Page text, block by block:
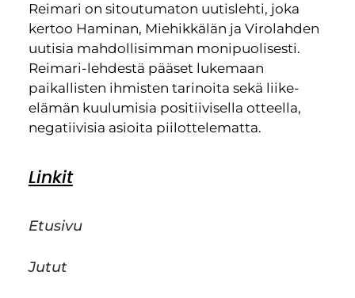
Reimari on sitoutumaton uutislehti, joka
kertoo Haminan, Miehikkälän ja Virolahden
uutisia mahdollisimman monipuolisesti.
Reimari-lehdestä pääset lukemaan
paikallisten ihmisten tarinoita sekä liike-
elämän kuulumisia positiivisella otteella,
negatiivisia asioita piilottelematta.
Linkit
Etusivu
Jutut